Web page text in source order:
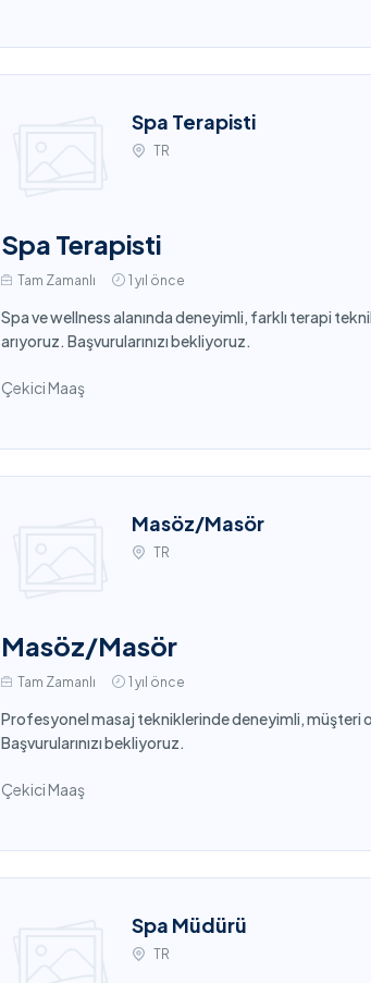
Spa Terapisti
TR
Spa Terapisti
Tam Zamanlı 1 yıl önce
Spa ve wellness alanında deneyimli, farklı terapi
arıyoruz. Başvurularınızı bekliyoruz.
Çekici Maaş
Masöz/Masör
TR
Masöz/Masör
Tam Zamanlı 1 yıl önce
Profesyonel masaj tekniklerinde deneyimli, müşteri
Başvurularınızı bekliyoruz.
Çekici Maaş
Spa Müdürü
TR